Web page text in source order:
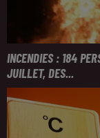
INCENDIES : 184
JUILLET, DES...